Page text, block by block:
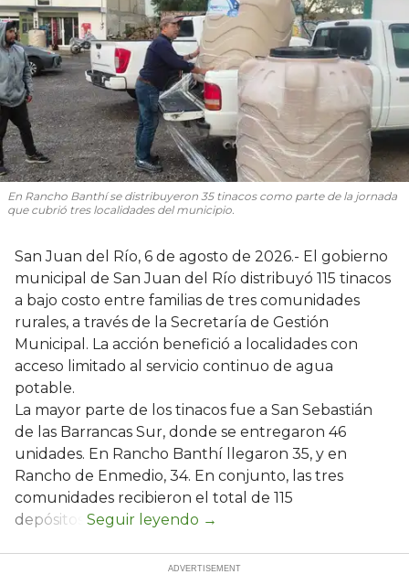
En Rancho Banthí se distribuyeron 35 tinacos como parte de la jornada
que cubrió tres localidades del municipio.
San Juan del Río, 6 de agosto de 2026.- El gobierno
municipal de San Juan del Río distribuyó 115 tinacos
a bajo costo entre familias de tres comunidades
rurales, a través de la Secretaría de Gestión
Municipal. La acción benefició a localidades con
acceso limitado al servicio continuo de agua
potable.
La mayor parte de los tinacos fue a San Sebastián
de las Barrancas Sur, donde se entregaron 46
unidades. En Rancho Banthí llegaron 35, y en
Rancho de Enmedio, 34. En conjunto, las tres
comunidades recibieron el total de 115
depósitos.